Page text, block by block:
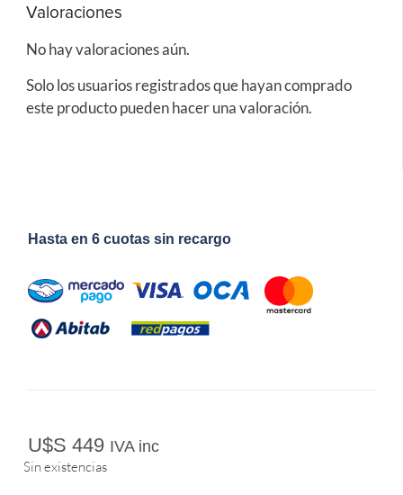
Valoraciones
No hay valoraciones aún.
Solo los usuarios registrados que hayan comprado
este producto pueden hacer una valoración.
Hasta en 6 cuotas sin recargo
U$S 449 IVA inc
Sin existencias